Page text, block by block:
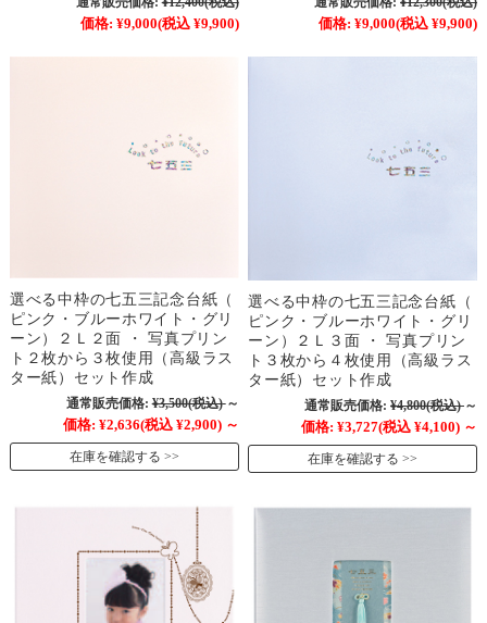
価格: ¥9,000(税込 ¥9,900)
価格: ¥9,000(税込 ¥9,900)
選べる中枠の七五三記念台紙（
ピンク・ブルーホワイト・グリ
ーン）２Ｌ２面 ・ 写真プリン
ト２枚から３枚使用（高級ラス
ター紙）セット作成
通常販売価格: ¥3,500(税込) ～
価格: ¥2,636(税込 ¥2,900) ～
在庫を確認する
選べる中枠の七五三記念台紙（
ピンク・ブルーホワイト・グリ
ーン）２Ｌ３面 ・ 写真プリン
ト３枚から４枚使用（高級ラス
ター紙）セット作成
通常販売価格: ¥4,800(税込) ～
価格: ¥3,727(税込 ¥4,100) ～
在庫を確認する